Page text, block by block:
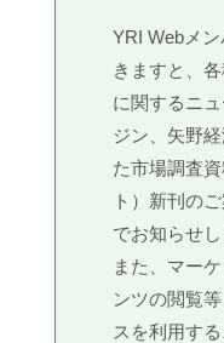
YRI Webメ
きますと、
に関するニ
ジン、矢野
た市場調査
ト）新刊の
でお知らせし
また、マー
ンツの閲覧
スを利用す